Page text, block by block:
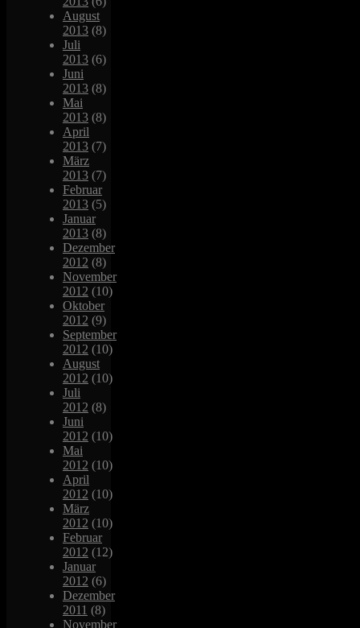
August
2013 (8)
Juli
2013 (6)
Juni
2013 (8)
Mai
2013 (8)
April
2013 (7)
März
2013 (7)
Februar
2013 (5)
Januar
2013 (8)
Dezember
2012 (8)
November
2012 (10)
Oktober
2012 (9)
September
2012 (10)
August
2012 (10)
Juli
2012 (8)
Juni
2012 (10)
Mai
2012 (10)
April
2012 (10)
März
2012 (10)
Februar
2012 (12)
Januar
2012 (6)
Dezember
2011 (8)
November